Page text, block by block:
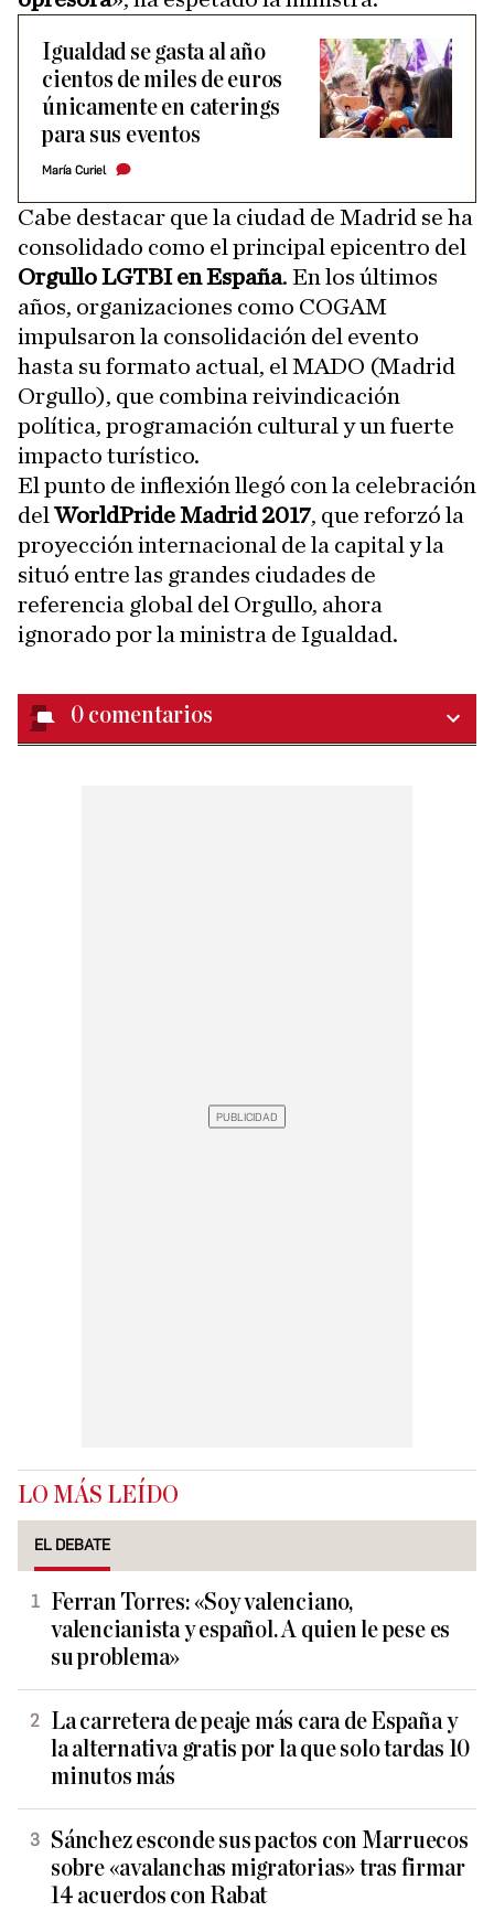
Igualdad se gasta al año
cientos de miles de euros
únicamente en caterings
para sus eventos
María Curiel
Cabe destacar que la ciudad de Madrid se ha
consolidado como el principal epicentro del
Orgullo LGTBI en España. En los últimos
años, organizaciones como COGAM
impulsaron la consolidación del evento
hasta su formato actual, el MADO (Madrid
Orgullo), que combina reivindicación
política, programación cultural y un fuerte
impacto turístico.
El punto de inflexión llegó con la celebración
del WorldPride Madrid 2017, que reforzó la
proyección internacional de la capital y la
situó entre las grandes ciudades de
referencia global del Orgullo, ahora
ignorado por la ministra de Igualdad.
0 comentarios
LO MÁS LEÍDO
EL DEBATE
Ferran Torres: «Soy valenciano,
valencianista y español. A quien le pese es
su problema»
La carretera de peaje más cara de España y
la alternativa gratis por la que solo tardas 10
minutos más
Sánchez esconde sus pactos con Marruecos
sobre «avalanchas migratorias» tras firmar
14 acuerdos con Rabat